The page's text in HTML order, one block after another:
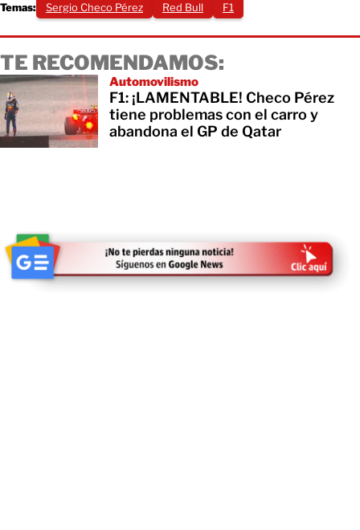
Temas: Sergio Checo Pérez Red Bull F1
TE RECOMENDAMOS:
Automovilismo
F1: ¡LAMENTABLE! Checo Pérez
tiene problemas con el carro y
abandona el GP de Qatar